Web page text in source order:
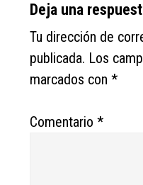
Reader
Interactions
Deja una
Tu dirección de
publicada. Los
marcados con*
Comentario*